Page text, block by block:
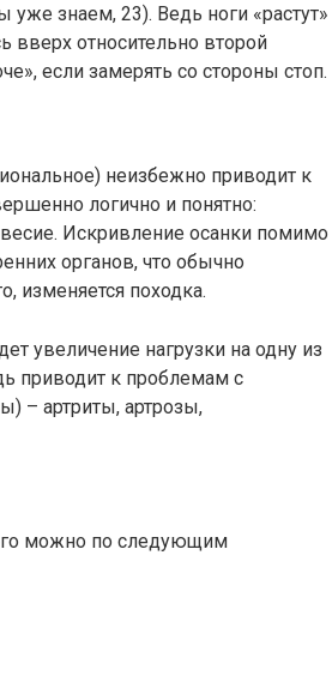
уже знаем, 23). Ведь ноги «растут»
вверх относительно второй
если замерять со стороны стоп.
неизбежно приводит к
логично и понятно:
Искривление осанки помимо
органов, что обычно
изменяется походка.
увеличение нагрузки на одну из
приводит к проблемам с
– артриты, артрозы,
можно по следующим